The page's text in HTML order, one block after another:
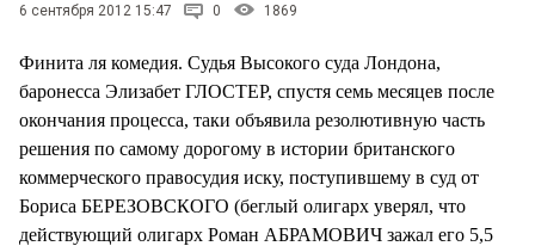
6 сентября 2012 15:47 0 1869
Финита ля комедия. Судья Высокого суда Лондона,
баронесса Элизабет ГЛОСТЕР, спустя семь месяцев после
окончания процесса, таки объявила резолютивную часть
решения по самому дорогому в истории британского
коммерческого правосудия иску, поступившему в суд от
Бориса БЕРЕЗОВСКОГО (беглый олигарх уверял, что
действующий олигарх Роман АБРАМОВИЧ зажал его 5,5